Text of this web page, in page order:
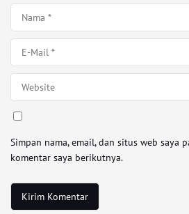
Simpan nama, email, dan situs web saya
komentar saya berikutnya.